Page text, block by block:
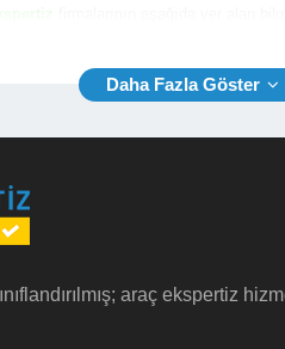
Yöntemi, Web Site vb.)
oto ekspertiz firmaları
için
araç ekspertiz